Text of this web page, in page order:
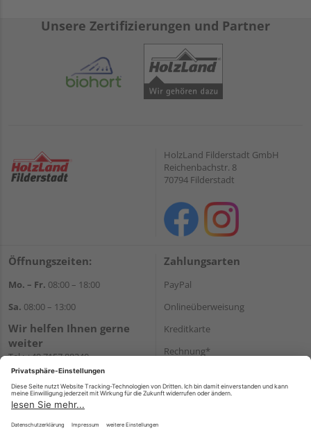
Unsere Zertifizierungen und Partner
HolzLand Filderstadt GmbH
Reichenbachstr. 8
70794 Filderstadt
Öffnungszeiten:
Mo. – Fr. 08:00 – 18:00
Sa. 08:00 – 13:00
Wir helfen Ihnen gerne
weiter
Tel.:+49 7157 88240
E-Mail:shop@holzland-
filderstadt.de
Zahlungsarten
PayPal
Onlineüberweisung
Kreditkarte
Rechnung*
Versand